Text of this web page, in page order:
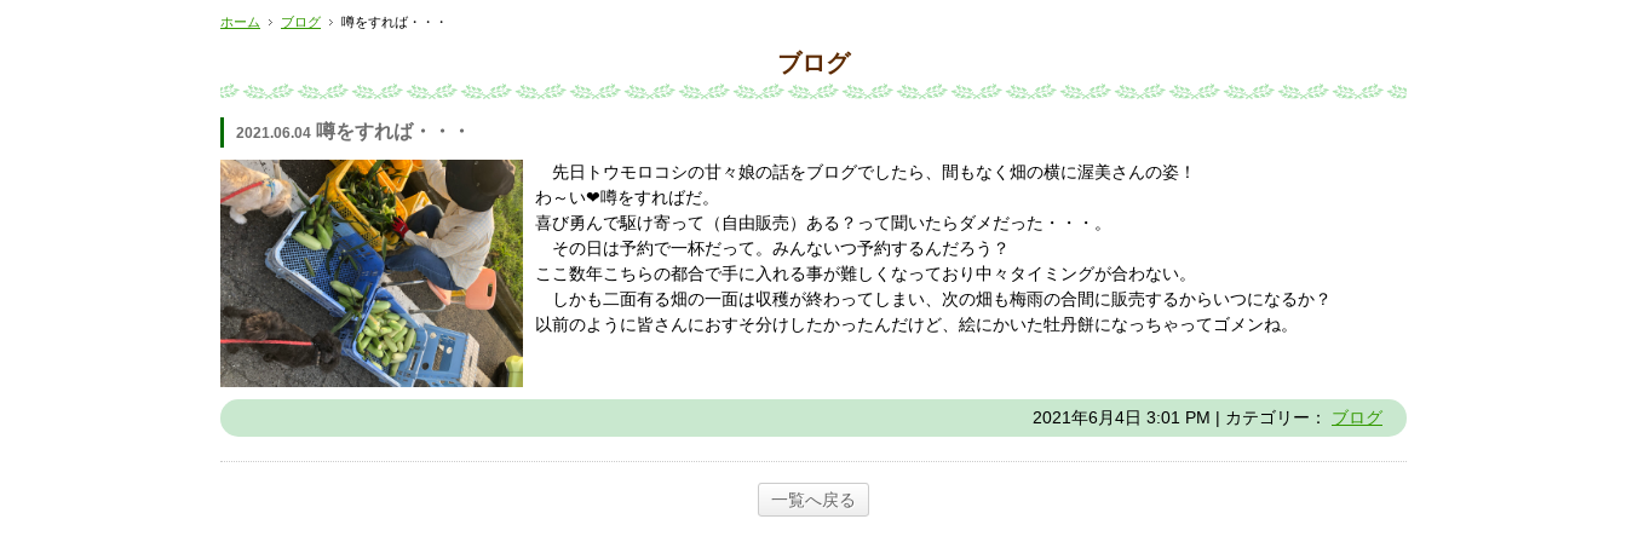
ホーム ブログ 噂をすれば・・・
ブログ
2021.06.04 噂をすれば・・・
先日トウモロコシの甘々娘の話をブログでしたら、間もなく畑の横に渥美さんの姿！
わ～い❤噂をすればだ。
喜び勇んで駆け寄って（自由販売）ある？って聞いたらダメだった・・・。
その日は予約で一杯だって。みんないつ予約するんだろう？
ここ数年こちらの都合で手に入れる事が難しくなっており中々タイミングが合わない。
しかも二面有る畑の一面は収穫が終わってしまい、次の畑も梅雨の合間に販売するからいつになるか？
以前のように皆さんにおすそ分けしたかったんだけど、絵にかいた牡丹餅になっちゃってゴメンね。
2021年6月4日 3:01 PM | カテゴリー： ブログ
一覧へ戻る